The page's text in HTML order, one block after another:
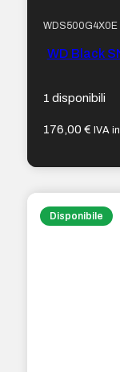
WDS500G4X0E
WD Black
1 disponibili
176,00€ IVA
Disponibile